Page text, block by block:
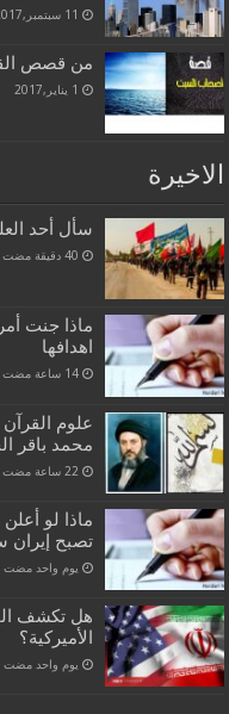
11 سبتمبر,2017
من قصص
1 يناير,2017
الاخيرة
سأل أحد
ماذا جنت
اهدافها
‏14 ساعة مضت
علوم
محمد باقر
ماذا لو
تصبح إيران
‏يوم واحد مضت
هل تكشف
الأميركية؟
‏يوم واحد مضت